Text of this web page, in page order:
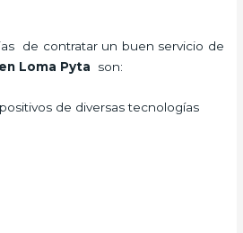
de contratar un buen servicio de
en Loma Pyta son:
de diversas tecnologías